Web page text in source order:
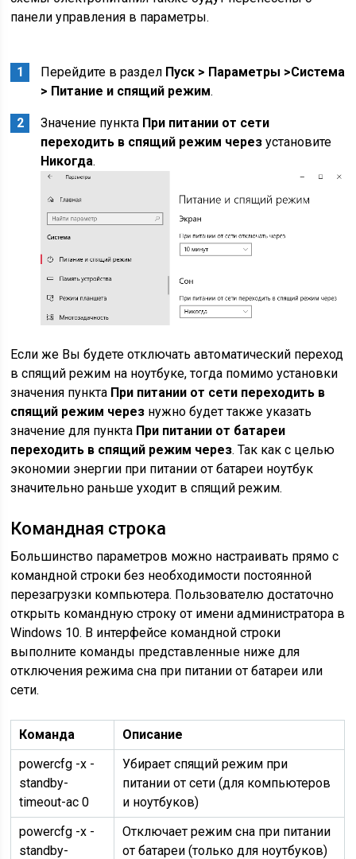
панели управления в параметры.
Перейдите в раздел Пуск > Параметры >Система
> Питание и спящий режим.
Значение пункта При питании от сети
переходить в спящий режим через установите
Никогда.
Если же Вы будете отключать автоматический переход
в спящий режим на ноутбуке, тогда помимо установки
значения пункта При питании от сети переходить в
спящий режим через нужно будет также указать
значение для пункта При питании от батареи
переходить в спящий режим через. Так как с целью
экономии энергии при питании от батареи ноутбук
значительно раньше уходит в спящий режим.
Командная строка
Большинство параметров можно настраивать прямо с
командной строки без необходимости постоянной
перезагрузки компьютера. Пользователю достаточно
открыть командную строку от имени администратора в
Windows 10. В интерфейсе командной строки
выполните команды представленные ниже для
отключения режима сна при питании от батареи или
сети.
Команда
Описание
powercfg -x -
standby-
timeout-ac 0
Убирает спящий режим при
питании от сети (для компьютеров
и ноутбуков)
powercfg -x -
standby-
Отключает режим сна при питании
от батареи (только для ноутбуков)